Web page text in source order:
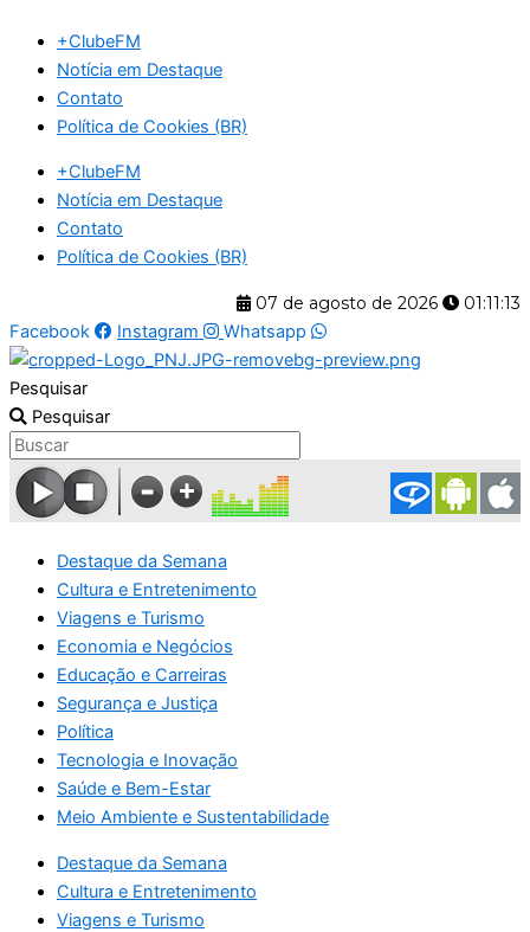
para
conteúdo
+ClubeFM
Notícia em Destaque
Contato
Política de Cookies (BR)
+ClubeFM
Notícia em Destaque
Contato
Política de Cookies (BR)
07 de agosto de 2026
01:11:13
Facebook
Instagram Whatsapp
Pesquisar
Pesquisar
Destaque da Semana
Cultura e Entretenimento
Viagens e Turismo
Economia e Negócios
Educação e Carreiras
Segurança e Justiça
Política
Tecnologia e Inovação
Saúde e Bem-Estar
Meio Ambiente e Sustentabilidade
Destaque da Semana
Cultura e Entretenimento
Viagens e Turismo